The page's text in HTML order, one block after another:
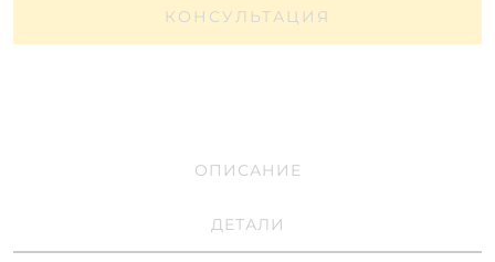
КОНСУЛЬТАЦИЯ
ОПИСАНИЕ
ДЕТАЛИ